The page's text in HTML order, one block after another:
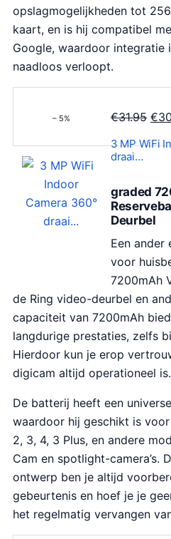
opslagmogelijkheden tot
kaart, en is hij compatibel
Google, waardoor integratie
naadloos verloopt.
– 5% €31.95 O
p
r
o
n
k
e
l
i
j
k
e
a
€
3 MP WiFi
draai…
graded
Deurbel
Een ander
voor
7200mAh
de Ring video-deurbel en
capaciteit van 7200mAh
langdurige prestaties, zelfs
Hierdoor kun je erop
digicam altijd operationeel is.
De batterij heeft een
waardoor hij geschikt is
2, 3, 4, 3 Plus, en andere
Cam en spotlight-camera’s.
ontwerp ben je altijd
gebeurtenis en hoef je je
het regelmatig vervangen